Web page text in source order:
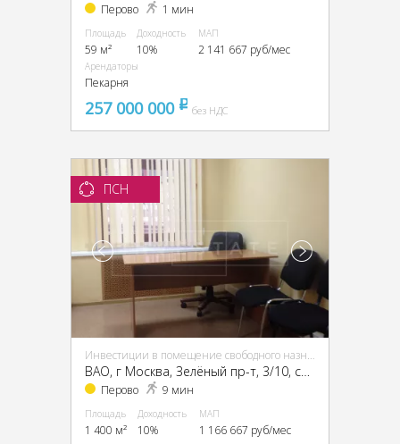
Перово 1 мин
Площадь
59 м²
Доходность
10%
МАП
2 141 667 руб/мес
Арендаторы
Пекарня
257 000 000 pуббез НДС
ПСН
Инвестиции в помещение свободного назначения (ПСН)
ВАО, г Москва, Зелёный пр-т, 3/10, стр. 15
Перово 9 мин
Площадь
1 400 м²
Доходность
10%
МАП
1 166 667 руб/мес